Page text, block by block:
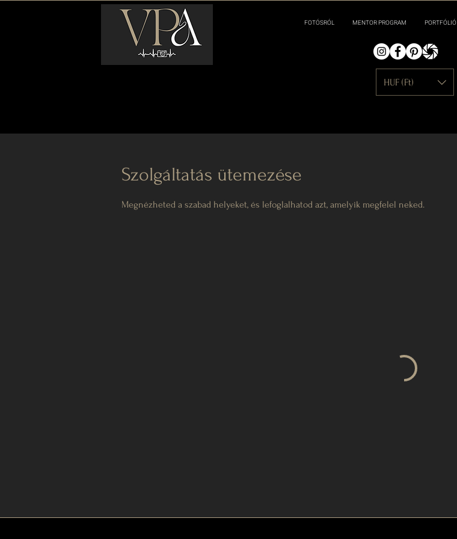
FOTÓSRÓL MENTOR PROGRAM PORTFÓLIÓ
HUF (Ft)
Szolgáltatás ütemezése
Megnézheted a szabad helyeket, és lefoglalhatod azt, amelyik megfelel neked.